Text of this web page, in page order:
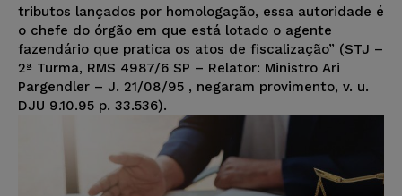
tributos lançados por homologação, essa autoridade é
o chefe do órgão em que está lotado o agente
fazendário que pratica os atos de fiscalização” (STJ –
2ª Turma, RMS 4987/6 SP – Relator: Ministro Ari
Pargendler – J. 21/08/95 , negaram provimento, v. u.
DJU 9.10.95 p. 33.536).